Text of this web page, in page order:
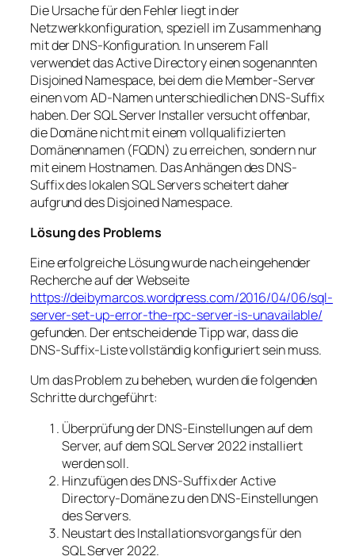
Die Ursache für den Fehler liegt in der
Netzwerkkonfiguration, speziell im Zusammenhang
mit der DNS-Konfiguration. In unserem Fall
verwendet das Active Directory einen sogenannten
Disjoined Namespace, bei dem die Member-Server
einen vom AD-Namen unterschiedlichen DNS-Suffix
haben. Der SQL Server Installer versucht offenbar,
die Domäne nicht mit einem vollqualifizierten
Domänennamen (FQDN) zu erreichen, sondern nur
mit einem Hostnamen. Das Anhängen des DNS-
Suffix des lokalen SQL Servers scheitert daher
aufgrund des Disjoined Namespace.
Lösung des Problems
Eine erfolgreiche Lösung wurde nach eingehender
Recherche auf der Webseite
https://deibymarcos.wordpress.com/2016/04/06/sql-
server-set-up-error-the-rpc-server-is-unavailable/
gefunden. Der entscheidende Tipp war, dass die
DNS-Suffix-Liste vollständig konfiguriert sein muss.
Um das Problem zu beheben, wurden die folgenden
Schritte durchgeführt:
Überprüfung der DNS-Einstellungen auf dem
Server, auf dem SQL Server 2022 installiert
werden soll.
Hinzufügen des DNS-Suffix der Active
Directory-Domäne zu den DNS-Einstellungen
des Servers.
Neustart des Installationsvorgangs für den
SQL Server 2022.